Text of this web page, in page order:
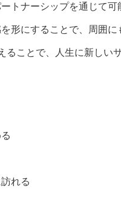
ートナーシップを通じて可
形にすることで、周囲に
ることで、人生に新しい
れる